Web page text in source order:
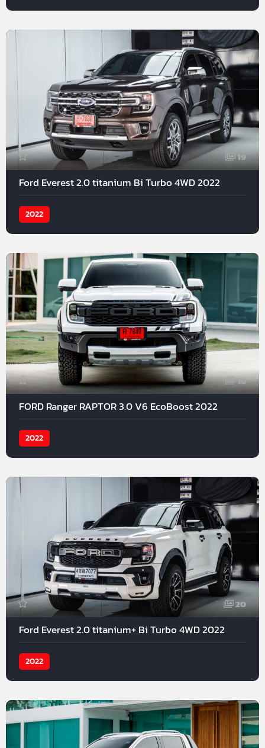
19
Ford Everest 2.0 titanium Bi Turbo 4WD 2022
2022
18
FORD Ranger RAPTOR 3.0 V6 EcoBoost 2022
2022
20
Ford Everest 2.0 titanium+ Bi Turbo 4WD 2022
2022